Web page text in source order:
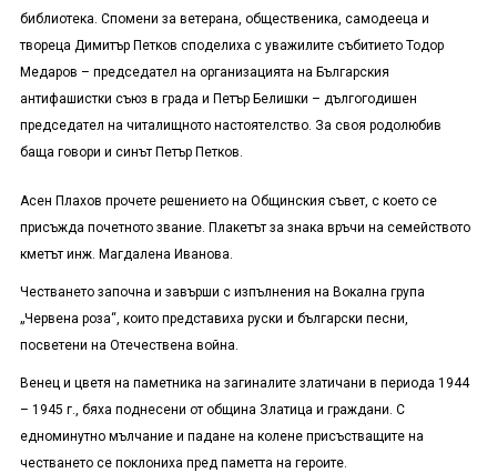
библиотека. Спомени за ветерана, общественика, самодееца и
твореца Димитър Петков споделиха с уважилите събитието Тодор
Медаров – председател на организацията на Българския
антифашистки съюз в града и Петър Белишки – дългогодишен
председател на читалищното настоятелство. За своя родолюбив
баща говори и синът Петър Петков.
Асен Плахов прочете решението на Общинския съвет, с което се
присъжда почетното звание. Плакетът за знака връчи на семейството
кметът инж. Магдалена Иванова.
Честването започна и завърши с изпълнения на Вокална група
„Червена роза“, които представиха руски и български песни,
посветени на Отечествена война.
Венец и цветя на паметника на загиналите златичани в периода 1944
– 1945 г., бяха поднесени от община Златица и граждани. С
едноминутно мълчание и падане на колене присъстващите на
честването се поклониха пред паметта на героите.